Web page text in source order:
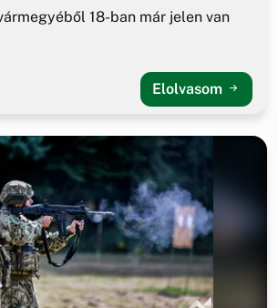
18-ban már jelen van
Elolvasom